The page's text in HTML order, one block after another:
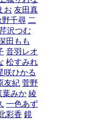
お 友田真
野千尋 二
沢つむ
田もも
音羽レオ
松すみれ
咲ひかる
友紀 菅野
葉みか 綾
一色あず
彩香 鏡